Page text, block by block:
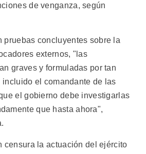
de venganza, según
pruebas concluyentes sobre la
externos, "las
graves y formuladas por tan
el comandante de las
el gobierno debe investigarlas
que hasta ahora",
censura la actuación del ejército